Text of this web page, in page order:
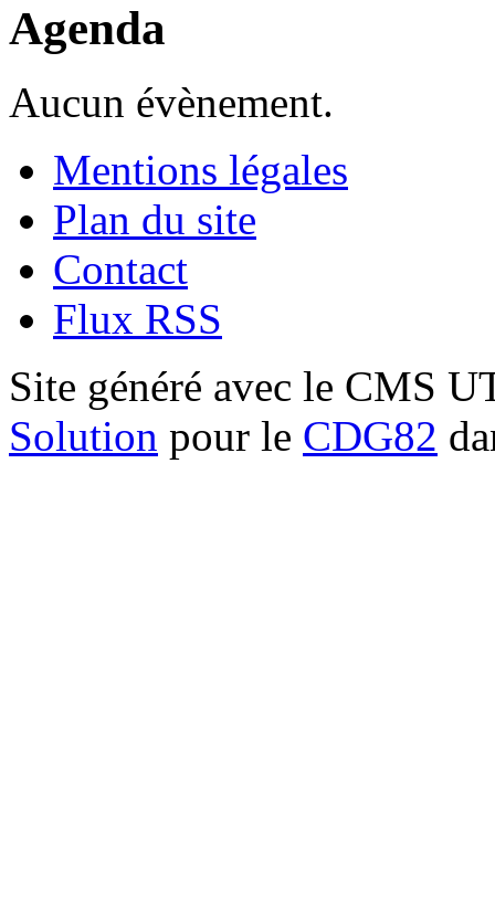
Agenda
Aucun évènement.
Mentions légales
Plan du site
Contact
Flux RSS
Site généré avec le CMS
Solution pour le CDG82